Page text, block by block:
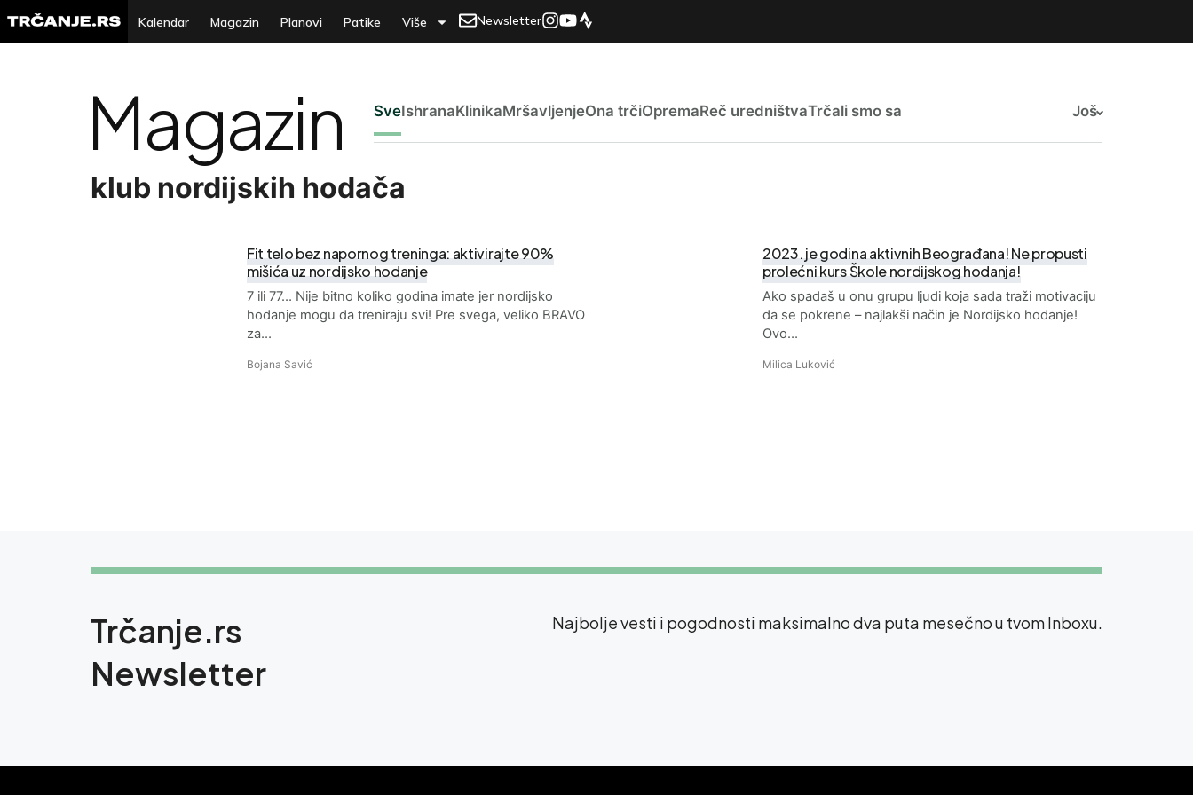
Kalendar Magazin Planovi Patike Više Newsletter
Magazin SveIshranaKlinikaMršavljenjeOna trčiOpremaReč uredništvaTrčali smo sa Još
klub nordijskih hodača
Fit telo bez napornog treninga: aktivirajte 90%
mišića uz nordijsko hodanje
7 ili 77… Nije bitno koliko godina imate jer nordijsko
hodanje mogu da treniraju svi! Pre svega, veliko BRAVO
za…
Bojana Savić
2023. je godina aktivnih Beograđana! Ne propusti
prolećni kurs Škole nordijskog hodanja!
Ako spadaš u onu grupu ljudi koja sada traži motivaciju
da se pokrene – najlakši način je Nordijsko hodanje!
Ovo…
Milica Luković
Trčanje.rs
Newsletter
Najbolje vesti i pogodnosti maksimalno dva puta mesečno u tvom Inboxu.